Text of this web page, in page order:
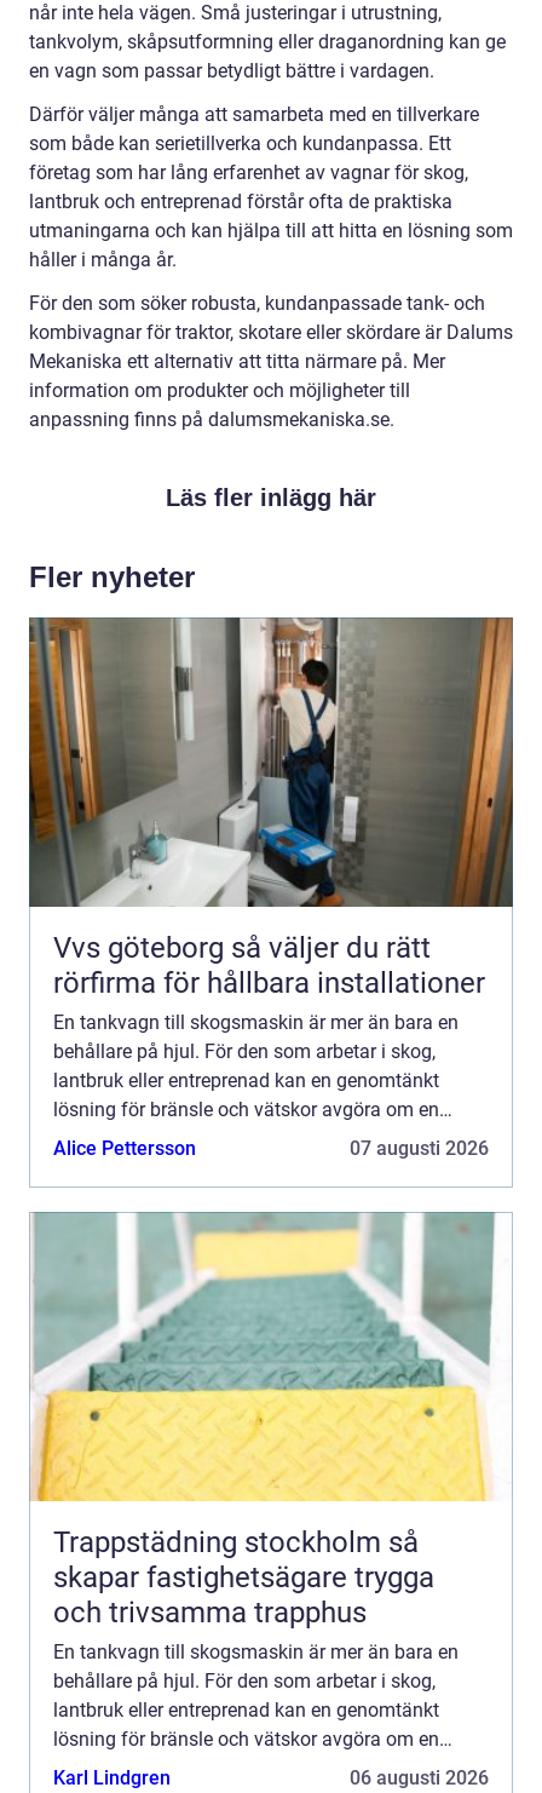
når inte hela vägen. Små justeringar i utrustning,
tankvolym, skåpsutformning eller draganordning kan ge
en vagn som passar betydligt bättre i vardagen.
Därför väljer många att samarbeta med en tillverkare
som både kan serietillverka och kundanpassa. Ett
företag som har lång erfarenhet av vagnar för skog,
lantbruk och entreprenad förstår ofta de praktiska
utmaningarna och kan hjälpa till att hitta en lösning som
håller i många år.
För den som söker robusta, kundanpassade tank- och
kombivagnar för traktor, skotare eller skördare är Dalums
Mekaniska ett alternativ att titta närmare på. Mer
information om produkter och möjligheter till
anpassning finns på dalumsmekaniska.se.
Läs fler inlägg här
Fler nyheter
Vvs göteborg så väljer du rätt
rörfirma för hållbara installationer
En tankvagn till skogsmaskin är mer än bara en
behållare på hjul. För den som arbetar i skog,
lantbruk eller entreprenad kan en genomtänkt
lösning för bränsle och vätskor avgöra om en
arbetsdag...
Alice Pettersson 07 augusti 2026
Trappstädning stockholm så
skapar fastighetsägare trygga
och trivsamma trapphus
En tankvagn till skogsmaskin är mer än bara en
behållare på hjul. För den som arbetar i skog,
lantbruk eller entreprenad kan en genomtänkt
lösning för bränsle och vätskor avgöra om en
arbetsdag...
Karl Lindgren 06 augusti 2026